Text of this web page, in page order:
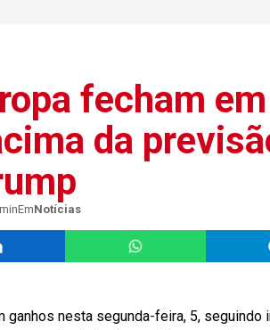
fecham
da
EmNotícias
ganhos nesta segunda-feira, 5, seguindo